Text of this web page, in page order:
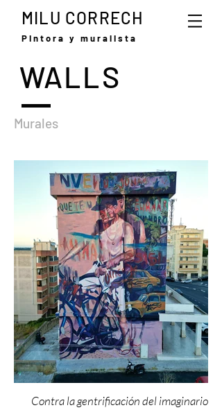
Pintora y muralista
MILU CORRECH
WALLS
Murales
Contra la gentrificación del imaginario